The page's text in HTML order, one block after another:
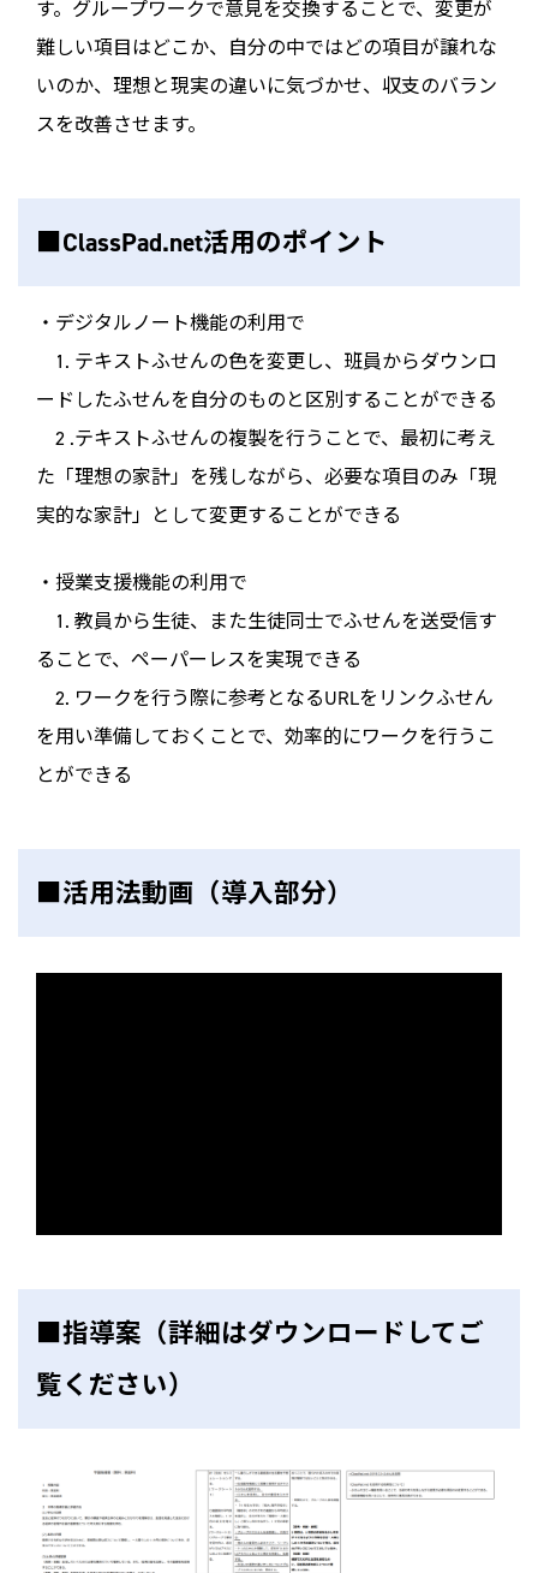
す。グループワークで意見を交換することで、変更が
難しい項目はどこか、自分の中ではどの項目が譲れな
いのか、理想と現実の違いに気づかせ、収支のバラン
スを改善させます。
■ClassPad.net活用のポイント
・デジタルノート機能の利用で
1. テキストふせんの色を変更し、班員からダウンロ
ードしたふせんを自分のものと区別することができる
2 .テキストふせんの複製を行うことで、最初に考え
た「理想の家計」を残しながら、必要な項目のみ「現
実的な家計」として変更することができる
・授業支援機能の利用で
1. 教員から生徒、また生徒同士でふせんを送受信す
ることで、ペーパーレスを実現できる
2. ワークを行う際に参考となるURLをリンクふせん
を用い準備しておくことで、効率的にワークを行うこ
とができる
■活用法動画（導入部分）
■指導案（詳細はダウンロードしてご
覧ください）